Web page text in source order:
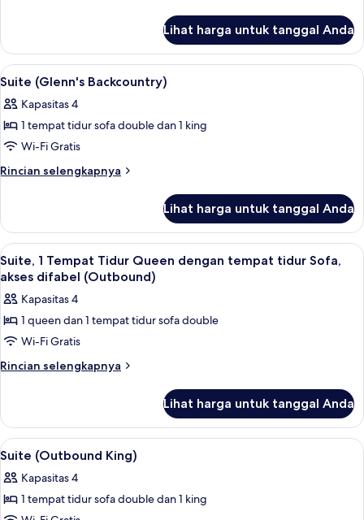
Camp)
Kamar
(Four
Bunk
Adventure
Camp)
Lihat harga untuk tanggal Anda
Lihat
semua
foto
untuk
Suite
(Glenn's
Brankas, meja kerja, ruang kerja
7
Suite (Glenn's Backcountry)
Kapasitas 4
1 tempat tidur sofa double dan 1 king
Wi-Fi Gratis
Rincian selengkapnya
Rincian
Suite
(Glenn's
Backcountry)
Lihat harga untuk tanggal Anda
Lihat
semua
foto
untuk
Suite,
1
Tempat
dengan
tempat
tidur
Sofa,
akses
difabel
Brankas, meja kerja, ruang kerja
10
Suite, 1 Tempat Tidur Queen dengan tempat tidur Sofa,
akses difabel (Outbound)
Kapasitas 4
1 queen dan 1 tempat tidur sofa double
Wi-Fi Gratis
Rincian selengkapnya
Rincian
Suite,
Tempat
Queen
dengan
Lihat harga untuk tanggal Anda
Lihat
semua
foto
untuk
Brankas, meja kerja, ruang kerja
10
Suite (Outbound King)
Kapasitas 4
1 tempat tidur sofa double dan 1 king